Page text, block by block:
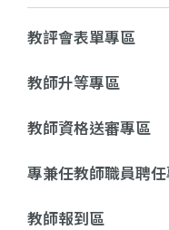
教評會表單專區
教師升等專區
教師資格送審專區
專兼任教師職員聘
教師報到區